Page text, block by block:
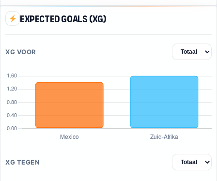
Expected Goals (xG)
XG VOOR
XG TEGEN